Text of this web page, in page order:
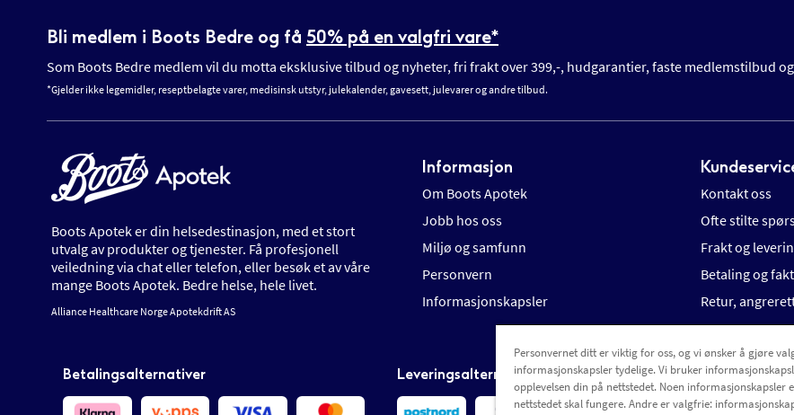
Bli medlem i Boots Bedre og få 50% på en valgfri vare*
Som Boots Bedre medlem vil du motta eksklusive tilbud og nyheter, fri frakt over 399,-, hudgarantier, faste medlemstilbud
*Gjelder ikke legemidler, reseptbelagte varer, medisinsk utstyr, julekalender, gavesett, julevarer og andre tilbud.
Boots Apotek er din helsedestinasjon, med et stort
utvalg av produkter og tjenester. Få profesjonell
veiledning via chat eller telefon, eller besøk et av våre
mange Boots Apotek. Bedre helse, hele livet.
Alliance Healthcare Norge Apotekdrift AS
Informasjon
Om Boots Apotek
Jobb hos oss
Miljø og samfunn
Personvern
Informasjonskapsler
Kontakt oss
Ofte stilte
Frakt og
Betaling og
Retur,
Betalingsalternativer Leveringsalternativer
Personvernet ditt er viktig for oss, og vi ønsker å gjøre
informasjonskapsler tydelige. Vi bruker
opplevelsen din på nettstedet. Noen informasjonskapsler
nettstedet skal fungere. Andre er valgfrie: